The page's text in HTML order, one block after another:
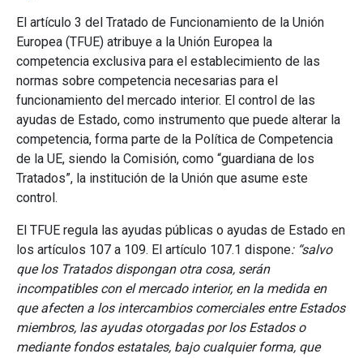
El artículo 3 del Tratado de Funcionamiento de la Unión
Europea (TFUE) atribuye a la Unión Europea la
competencia exclusiva para el establecimiento de las
normas sobre competencia necesarias para el
funcionamiento del mercado interior. El control de las
ayudas de Estado, como instrumento que puede alterar la
competencia, forma parte de la Política de Competencia
de la UE, siendo la Comisión, como “guardiana de los
Tratados”, la institución de la Unión que asume este
control.
El TFUE regula las ayudas públicas o ayudas de Estado en
los artículos 107 a 109. El artículo 107.1 dispone: “salvo
que los Tratados dispongan otra cosa, serán
incompatibles con el mercado interior, en la medida en
que afecten a los intercambios comerciales entre Estados
miembros, las ayudas otorgadas por los Estados o
mediante fondos estatales, bajo cualquier forma, que